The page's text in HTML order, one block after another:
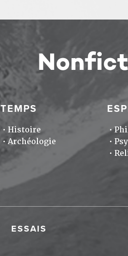
TEMPS
Histoire
Archéologie
ESSAIS